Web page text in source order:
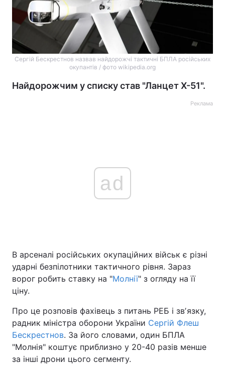
Сергій Бескрестнов назвав найдорожчі тактичні БПЛА російських
окупантів / фото wikipedia.org
Найдорожчим у списку став "Ланцет Х-51".
Реклама
ad
В арсеналі російських окупаційних військ є різні
ударні безпілотники тактичного рівня. Зараз
ворог робить ставку на "Молнії" з огляду на її
ціну.
Про це розповів фахівець з питань РЕБ і звʼязку,
радник міністра оборони України Сергій Флеш
Бескрестнов. За його словами, один БПЛА
"Молнія" коштує приблизно у 20-40 разів менше
за інші дрони цього сегменту.